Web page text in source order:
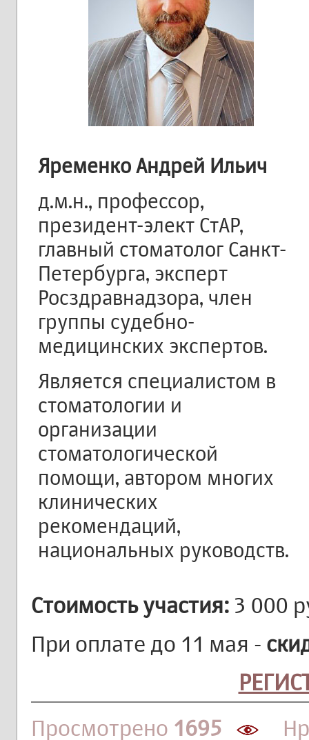
Яременко Андрей Ильич
д.м.н., профессор,
президент-элект СтАР,
главный стоматолог Санкт-
Петербурга, эксперт
Росздравнадзора, член
группы судебно-
медицинских экспертов.
Является специалистом в
стоматологии и
организации
стоматологической
помощи, автором многих
клинических
рекомендаций,
национальных руководств.
Стоимость участия: 3 000
При оплате до 11 мая -
Просмотрено 1695